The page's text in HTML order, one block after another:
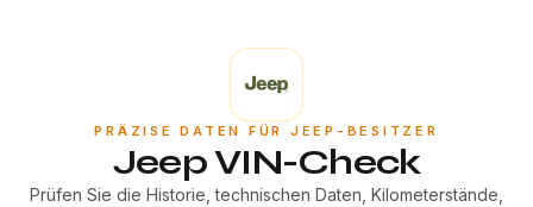
PRÄZISE DATEN FÜR JEEP-BESITZER
Jeep VIN-Check
Prüfen Sie die Historie, technischen Daten, Kilometerstände,